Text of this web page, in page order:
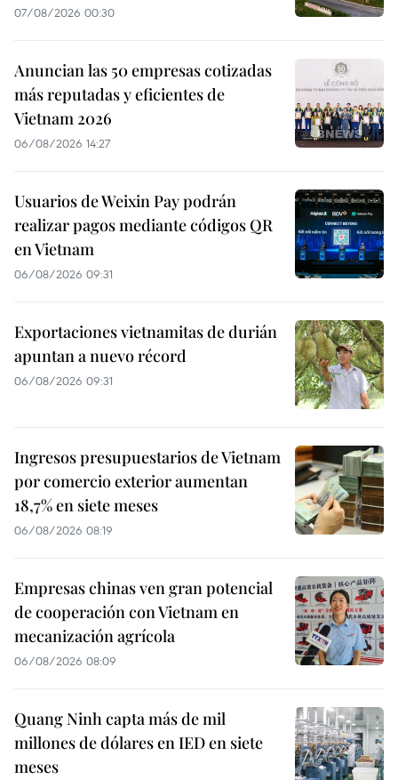
07/08/2026 00:30
Anuncian las 50 empresas cotizadas
más reputadas y eficientes de
Vietnam 2026
06/08/2026 14:27
Usuarios de Weixin Pay podrán
realizar pagos mediante códigos QR
en Vietnam
06/08/2026 09:31
Exportaciones vietnamitas de durián
apuntan a nuevo récord
06/08/2026 09:31
Ingresos presupuestarios de Vietnam
por comercio exterior aumentan
18,7% en siete meses
06/08/2026 08:19
Empresas chinas ven gran potencial
de cooperación con Vietnam en
mecanización agrícola
06/08/2026 08:09
Quang Ninh capta más de mil
millones de dólares en IED en siete
meses